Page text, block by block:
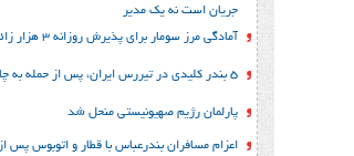
جریان است نه یک مدیر
آمادگی مرز سومار برای پذیرش روزانه ۳ هزار زائر
۵ بندر کلیدی در تیررس ایران، پس از حمله به چابهار
پارلمان رژیم صهیونیستی منحل شد
اعزام مسافران بندرعباس با قطار و اتوبوس پس از